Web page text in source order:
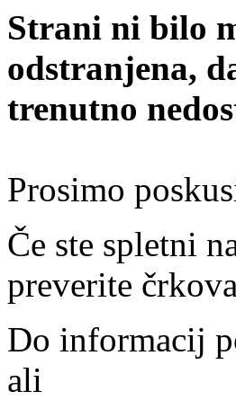
Strani ni bilo
odstranjena,
trenutno
Prosimo
Če ste spletni
preverite
Do informacij
ali